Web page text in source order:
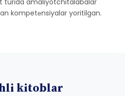
turida amaliyotchitalabalar
kompetеnsiyalar yoritilgan.
kitoblar